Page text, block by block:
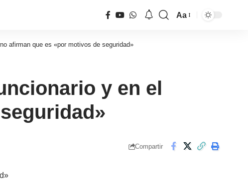
Aa
afirman que es «por motivos de seguridad»
y en el
Compartir